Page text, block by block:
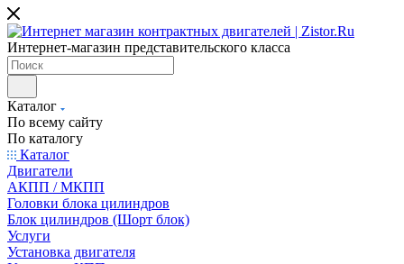
Интернет-магазин представительского класса
Каталог
По всему сайту
По каталогу
Каталог
Двигатели
АКПП / МКПП
Головки блока цилиндров
Блок цилиндров (Шорт блок)
Услуги
Установка двигателя